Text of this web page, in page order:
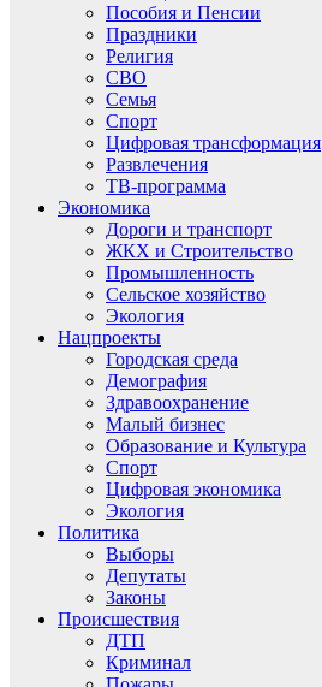
Пособия и Пенсии
Праздники
Религия
СВО
Семья
Спорт
Цифровая трансформация
Развлечения
ТВ-программа
Экономика
Дороги и транспорт
ЖКХ и Строительство
Промышленность
Сельское хозяйство
Экология
Нацпроекты
Городская среда
Демография
Здравоохранение
Малый бизнес
Образование и Культура
Спорт
Цифровая экономика
Экология
Политика
Выборы
Депутаты
Законы
Происшествия
ДТП
Криминал